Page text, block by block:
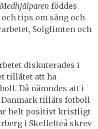
Medhjälparen föddes.
tips om sång och
Solglimten och
diskuterades i
tillåtet att ha
Då nämndes att i
tilläts fotboll
helt positivt kristligt
i Skellefteå skrev